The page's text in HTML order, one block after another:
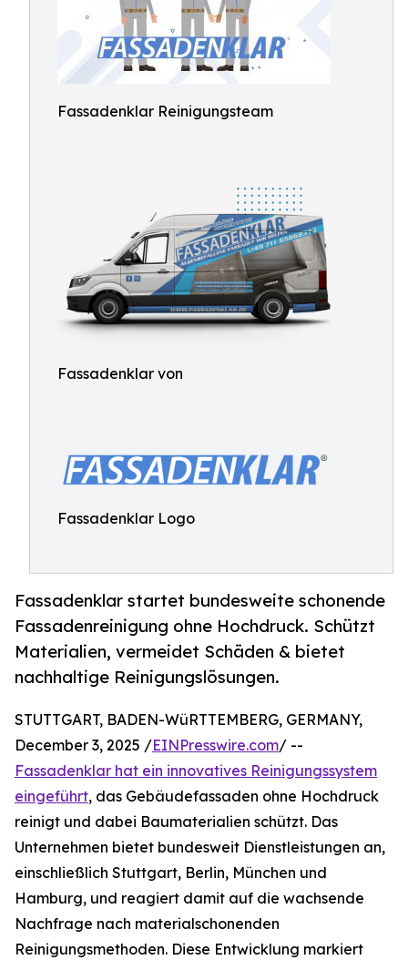
Fassadenklar Reinigungsteam
Fassadenklar von
Fassadenklar Logo
Fassadenklar startet bundesweite schonende
Fassadenreinigung ohne Hochdruck. Schützt
Materialien, vermeidet Schäden & bietet
nachhaltige Reinigungslösungen.
STUTTGART, BADEN-WüRTTEMBERG, GERMANY,
December 3, 2025 /EINPresswire.com/ --
Fassadenklar hat ein innovatives Reinigungssystem
eingeführt, das Gebäudefassaden ohne Hochdruck
reinigt und dabei Baumaterialien schützt. Das
Unternehmen bietet bundesweit Dienstleistungen an,
einschließlich Stuttgart, Berlin, München und
Hamburg, und reagiert damit auf die wachsende
Nachfrage nach materialschonenden
Reinigungsmethoden. Diese Entwicklung markiert